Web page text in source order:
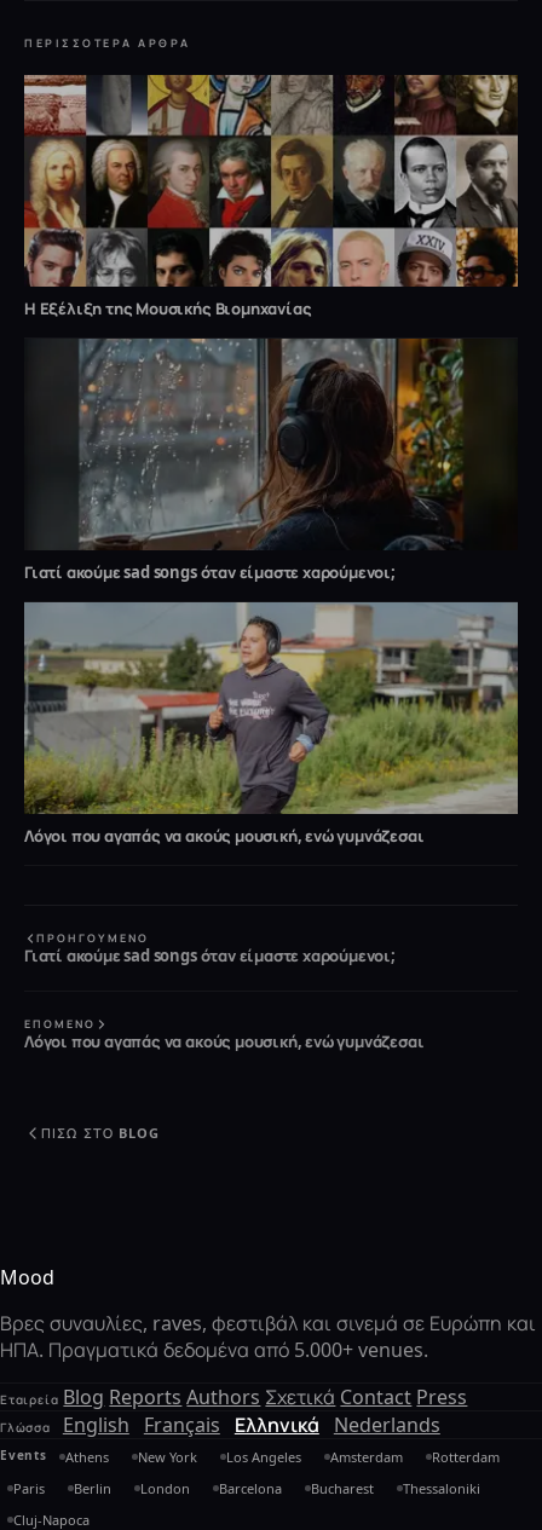
ΠΕΡΙΣΣΌΤΕΡΑ ΆΡΘΡΑ
Η Εξέλιξη της Μουσικής Βιομηχανίας
Γιατί ακούμε sad songs όταν είμαστε χαρούμενοι;
Λόγοι που αγαπάς να ακούς μουσική, ενώ γυμνάζεσαι
ΠΡΟΗΓΟΎΜΕΝΟ
Γιατί ακούμε sad songs όταν είμαστε χαρούμενοι;
ΕΠΌΜΕΝΟ
Λόγοι που αγαπάς να ακούς μουσική, ενώ γυμνάζεσαι
ΠΊΣΩ ΣΤΟ BLOG
Mood
Βρες συναυλίες, raves, φεστιβάλ και σινεμά σε Ευρώπη και
ΗΠΑ. Πραγματικά δεδομένα από 5.000+ venues.
Εταιρεία Blog Reports Authors Σχετικά Contact Press
Γλώσσα English Français Ελληνικά Nederlands
Events Athens New York Los Angeles Amsterdam
Rotterdam
Paris
Berlin London Barcelona Bucharest
Thessaloniki
Cluj-Napoca